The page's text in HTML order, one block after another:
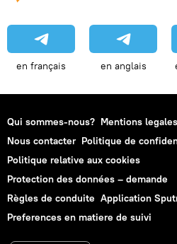
en français en anglais
Qui sommes-nous? Mentions legales
Nous contacter Politique de
Politique relative aux cookies
Protection des données – demande
Règles de conduite Application
Preferences en matiere de suivi